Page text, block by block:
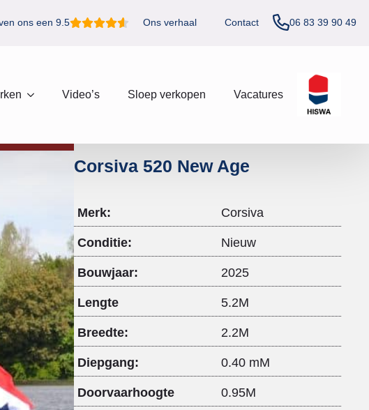
ons een 9.5 Ons verhaal Contact 06 83 39 90 49
Video’s Sloep verkopen Vacatures
Corsiva 520 New Age
Merk: Corsiva
Conditie: Nieuw
Bouwjaar: 2025
Lengte 5.2M
Breedte: 2.2M
Diepgang: 0.40 mM
Doorvaarhoogte 0.95M